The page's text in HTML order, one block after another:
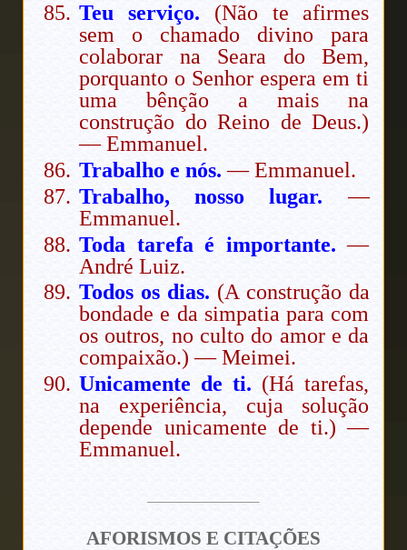
Teu serviço. (Não te afirmes
sem o chamado divino para
colaborar na Seara do Bem,
porquanto o Senhor espera em ti
uma bênção a mais na
construção do Reino de Deus.)
— Emmanuel.
Trabalho e nós. — Emmanuel.
Trabalho, nosso lugar.
—
Emmanuel.
Toda tarefa é importante. —
André Luiz.
Todos os dias. (A construção da
bondade e da simpatia para com
os outros, no culto do amor e da
compaixão.) — Meimei.
Unicamente de ti. (Há tarefas,
na experiência, cuja solução
depende unicamente de ti.) —
Emmanuel.
AFORISMOS E CITAÇÕES